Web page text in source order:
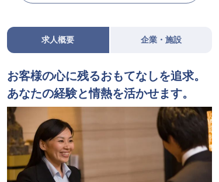
求人概要 企業・施設
お客様の心に残るおもてなしを追求。
あなたの経験と情熱を活かせます。